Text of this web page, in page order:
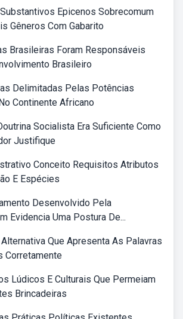
Epicenos Sobrecomum
Gêneros Com Gabarito
Brasileiras Foram Responsáveis
Brasileiro
Delimitadas Pelas Potências
Continente Africano
Socialista Era Suficiente Como
Justifique
Conceito Requisitos Atributos
E Espécies
Desenvolvido Pela
Evidencia Uma Postura De...
Que Apresenta As Palavras
Corretamente
Lúdicos E Culturais Que Permeiam
Brincadeiras